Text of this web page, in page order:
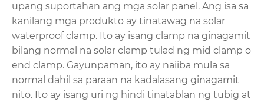
upang suportahan ang mga solar panel. Ang isa sa
kanilang mga produkto ay tinatawag na solar
waterproof clamp. Ito ay isang clamp na ginagamit
bilang normal na solar clamp tulad ng mid clamp o
end clamp. Gayunpaman, ito ay naiiba mula sa
normal dahil sa paraan na kadalasang ginagamit
nito. Ito ay isang uri ng hindi tinatablan ng tubig at